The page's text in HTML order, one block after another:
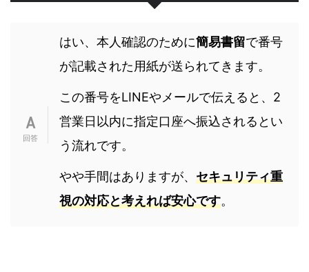
はい、本人確認のために簡易書留で番号
が記載された用紙が送られてきます。
この番号をLINEやメールで伝えると、2
営業日以内に指定口座へ振込されるとい
う流れです。
やや手間はありますが、 セキュリティ重
視の対応と考えれば安心です。